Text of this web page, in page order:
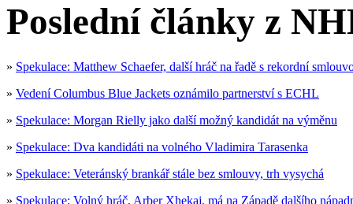
Poslední články z
» Spekulace: Matthew Schaefer, další hráč na řadě s rekordní
» Vedení Columbus Blue Jackets oznámilo partnerství s ECHL
» Spekulace: Morgan Rielly jako další možný kandidát na výměnu
» Spekulace: Dva kandidáti na volného Vladimira Tarasenka
» Spekulace: Veteránský brankář stále bez smlouvy, trh vysychá
» Spekulace: Volný hráč, Arber Xhekaj, má na Západě dalšího